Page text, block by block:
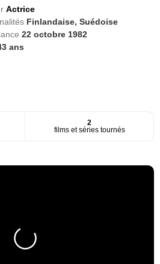
Actrice
Finlandaise, Suédoise
22 octobre 1982
ans
2
films et séries tournés